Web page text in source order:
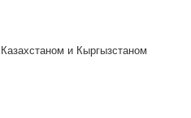
и Кыргызстаном